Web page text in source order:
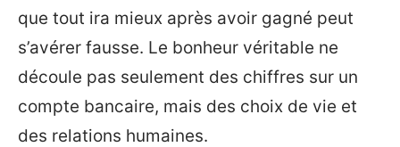
que tout ira mieux après avoir gagné peut
s’avérer fausse. Le bonheur véritable ne
découle pas seulement des chiffres sur un
compte bancaire, mais des choix de vie et
des relations humaines.